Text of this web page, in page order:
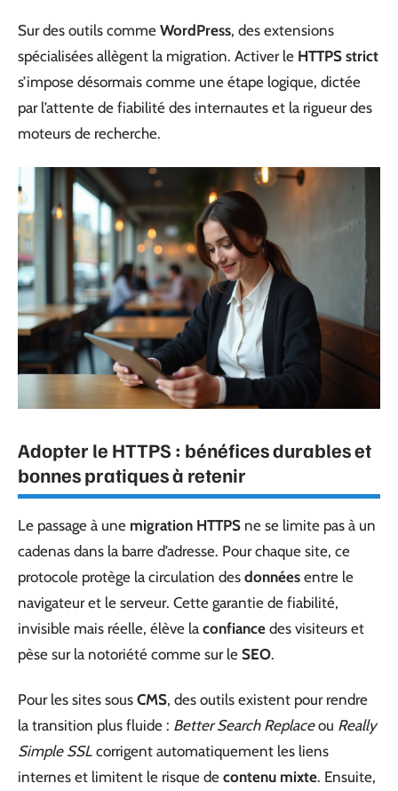
Sur des outils comme WordPress, des extensions
spécialisées allègent la migration. Activer le HTTPS strict
s’impose désormais comme une étape logique, dictée
par l’attente de fiabilité des internautes et la rigueur des
moteurs de recherche.
Adopter le HTTPS : bénéfices durables et
bonnes pratiques à retenir
Le passage à une migration HTTPS ne se limite pas à un
cadenas dans la barre d’adresse. Pour chaque site, ce
protocole protège la circulation des données entre le
navigateur et le serveur. Cette garantie de fiabilité,
invisible mais réelle, élève la confiance des visiteurs et
pèse sur la notoriété comme sur le SEO.
Pour les sites sous CMS, des outils existent pour rendre
la transition plus fluide : Better Search Replaceou Really
Simple SSL corrigent automatiquement les liens
internes et limitent le risque de contenu mixte. Ensuite,